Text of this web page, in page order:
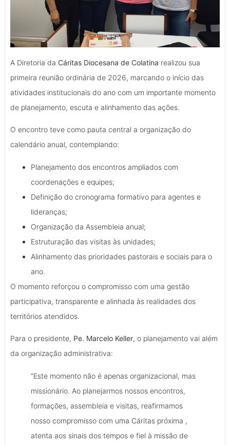
A Diretoria da Cáritas Diocesana de Colatina realizou sua
primeira reunião ordinária de 2026, marcando o início das
atividades institucionais do ano com um importante momento
de planejamento, escuta e alinhamento das ações.
O encontro teve como pauta central a organização do
calendário anual, contemplando:
Planejamento dos encontros ampliados com
coordenações e equipes;
Definição do cronograma formativo para agentes e
lideranças;
Organização da Assembleia anual;
Estruturação das visitas às unidades;
Alinhamento das prioridades pastorais e sociais para o
ano.
O momento reforçou o compromisso com uma gestão
participativa, transparente e alinhada às realidades dos
territórios atendidos.
Para o presidente, Pe. Marcelo Keller, o planejamento vai além
da organização administrativa:
“Este momento não é apenas organizacional, mas
missionário. Ao planejarmos nossos encontros,
formações, assembleia e visitas, reafirmamos
nosso compromisso com uma Cáritas próxima ,
atenta aos sinais dos tempos e fiel à missão de